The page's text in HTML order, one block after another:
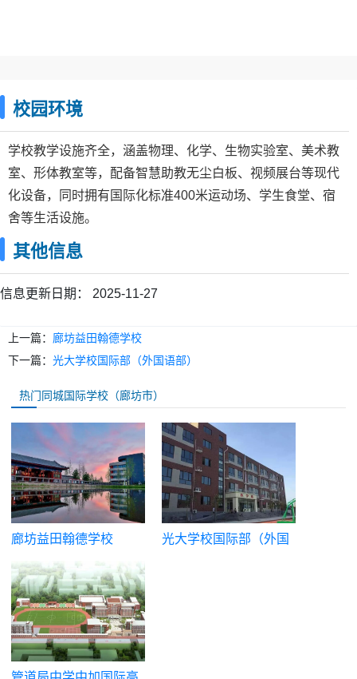
校园环境
学校教学设施齐全，涵盖物理、化学、生物实验室、美术教
室、形体教室等，配备智慧助教无尘白板、视频展台等现代
化设备，同时拥有国际化标准400米运动场、学生食堂、宿
舍等生活设施。
其他信息
信息更新日期： 2025-11-27
上一篇： 廊坊益田翰德学校
下一篇： 光大学校国际部（外国语部）
热门同城国际学校（廊坊市）
廊坊益田翰德学校
光大学校国际部（外国